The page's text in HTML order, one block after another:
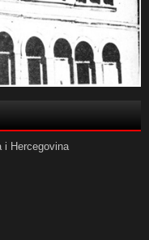
i Hercegovina